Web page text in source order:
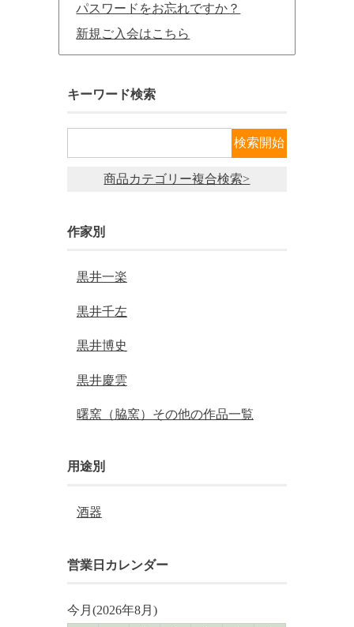
パスワードをお忘れですか？
新規ご入会はこちら
キーワード検索
商品カテゴリー複合検索>
作家別
黒井一楽
黒井千左
黒井博史
黒井慶雲
曙窯（脇窯）その他の作品一覧
用途別
酒器
営業日カレンダー
今月(2026年8月)